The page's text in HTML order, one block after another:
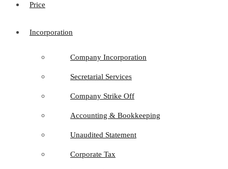
Price
Incorporation
Company Incorporation
Secretarial Services
Company Strike Off
Accounting & Bookkeeping
Unaudited Statement
Corporate Tax